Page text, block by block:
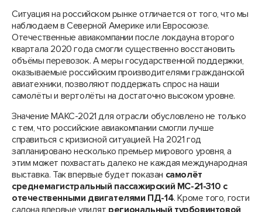
Ситуация на российском рынке отличается от того, что мы
наблюдаем в Северной Америке или Евросоюзе.
Отечественные авиакомпании после локдауна второго
квартала 2020 года смогли существенно восстановить
объёмы перевозок. А меры государственной поддержки,
оказываемые российским производителями гражданской
авиатехники, позволяют поддержать спрос на наши
самолёты и вертолёты на достаточно высоком уровне.
Значение МАКС-2021 для отрасли обусловлено не только
с тем, что российские авиакомпании смогли лучше
справиться с кризисной ситуацией. На 2021 год
запланировано несколько премьер мирового уровня, а
этим может похвастать далеко не каждая международная
выставка. Так впервые будет показан самолёт
среднемагистральный пассажирский МС-21-310 с
отечественными двигателями ПД-14. Кроме того, гости
салона впервые увидят региональный турбовинтовой